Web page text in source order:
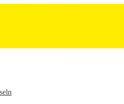
Gruppen
Sei dabei.